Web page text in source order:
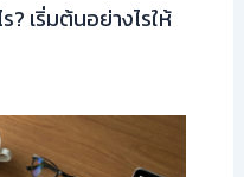
เริ่มต้นอย่างไรให้